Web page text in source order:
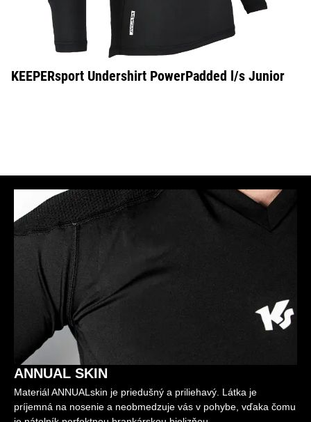
KEEPERsport Undershirt PowerPadded l/s Junior
ANNUAL SKIN
Materiál ANNUALskin je priedušný a priliehavý. Látka je
príjemná na nosenie a neobmedzuje vás v pohybe, vďaka čomu